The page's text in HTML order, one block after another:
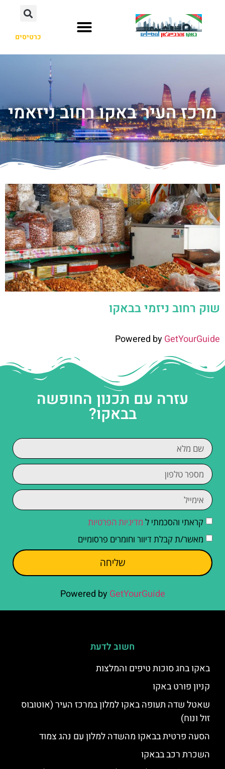
כרטיסים
מרכז העיר באקו רחוב ניזאמי
שוק רחוב ניזמי בבאקו
Powered byGetYourGuide
עזרה עם תכנון החופשה
בבאקו?
קראתי והסכמתי ל מדיניות הפרטיות
מאשר/ת קבלת דיוור וחומרים פרסומיים
שליחה
Powered by GetYourGuide
חשוב לדעת
באקו בחג סוכות טיפים והמלצות
קניון פורט באקו
שאטל שדה תעופה באקו למלון במרכז העיר (אוטובוס
זול ונוח)
הסעה פרטית בבאקו מהשדה למלון עם נהג צמוד
השכרת רכב בבאקו